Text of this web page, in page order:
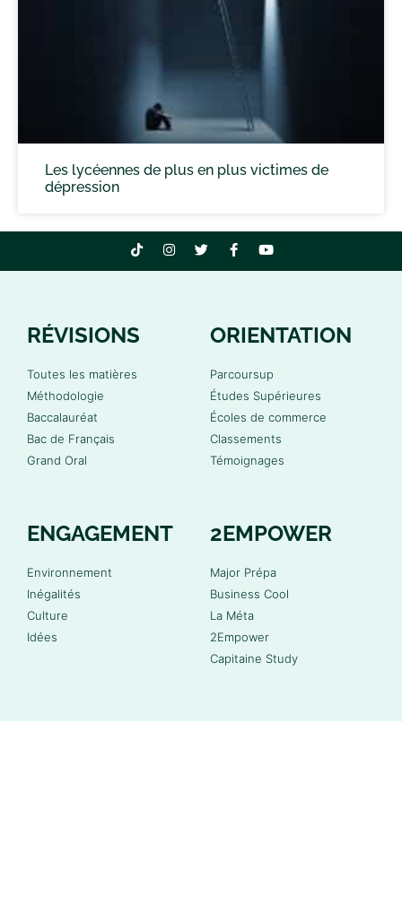
Les lycéennes de plus en plus victimes de
dépression
RÉVISIONS
Toutes les matières
Méthodologie
Baccalauréat
Bac de Français
Grand Oral
ORIENTATION
Parcoursup
Études Supérieures
Écoles de commerce
Classements
Témoignages
ENGAGEMENT
Environnement
Inégalités
Culture
Idées
2EMPOWER
Major Prépa
Business Cool
La Méta
2Empower
Capitaine Study